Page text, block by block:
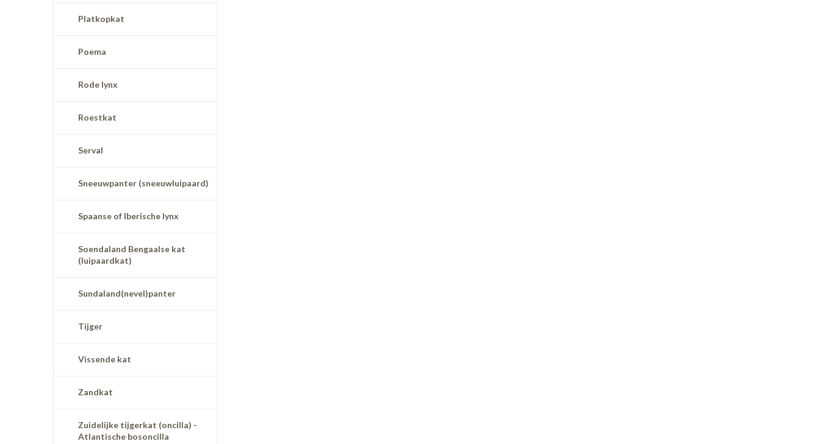
Platkopkat
Poema
Rode lynx
Roestkat
Serval
Sneeuwpanter (sneeuwluipaard)
Spaanse of Iberische lynx
Soendaland Bengaalse kat
(luipaardkat)
Sundaland(nevel)panter
Tijger
Vissende kat
Zandkat
Zuidelijke tijgerkat (oncilla) -
Atlantische bosoncilla